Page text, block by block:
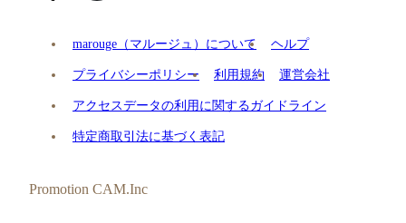
marouge（マルージュ）について ヘルプ
プライバシーポリシー 利用規約 運営会社
アクセスデータの利用に関するガイドライン
特定商取引法に基づく表記
Promotion CAM.Inc